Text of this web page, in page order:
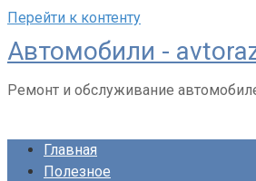
Перейти к контенту
Автомобили -
Ремонт и обслуживание
Главная
Полезное